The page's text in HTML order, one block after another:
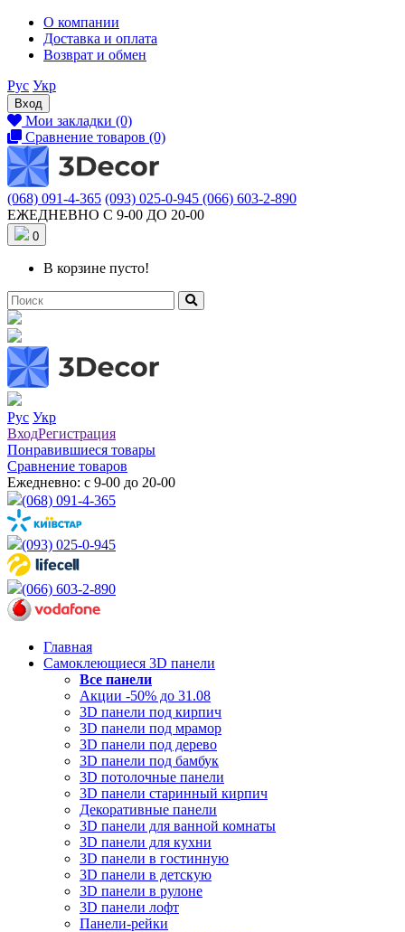
О компании
Доставка и оплата
Возврат и обмен
Рус Укр
Вход
Мои закладки (0)
Сравнение товаров (0)
(068) 091-4-365 (093) 025-0-945 (066) 603-2-890
ЕЖЕДНЕВНО С 9-00 ДО 20-00
0
В корзине пусто!
Рус Укр
ВходРегистрация
Понравившиеся товары
Сравнение товаров
Ежедневно: с 9-00 до 20-00
(068) 091-4-365
(093) 025-0-945
(066) 603-2-890
Главная
Самоклеющиеся 3D панели
Все панели
Акции -50% до 31.08
3D панели под кирпич
3D панели под мрамор
3D панели под дерево
3D панели под бамбук
3D потолочные панели
3D панели старинный кирпич
Декоративные панели
3D панели для ванной комнаты
3D панели для кухни
3D панели в гостинную
3D панели в детскую
3D панели в рулоне
3D панели лофт
Панели-рейки